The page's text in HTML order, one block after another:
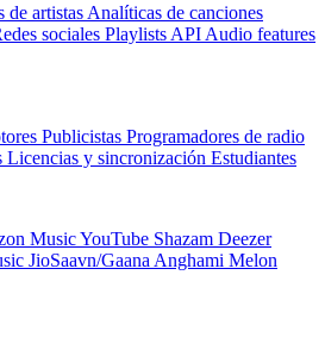
de artistas Analíticas de canciones
sociales Playlists API Audio features
Publicistas Programadores de radio
Licencias y sincronización Estudiantes
MusicYouTube Shazam Deezer
JioSaavn/Gaana Anghami Melon